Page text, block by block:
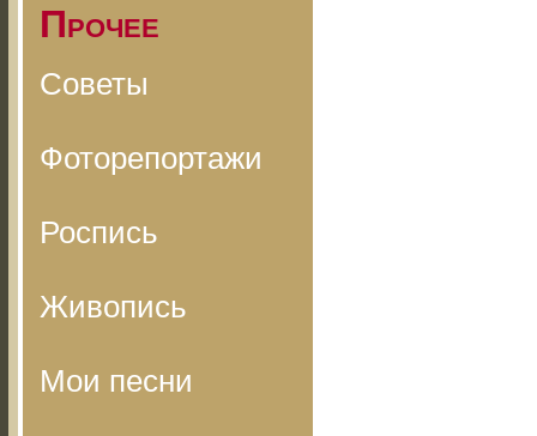
Прочее
Советы
Фоторепортажи
Роспись
Живопись
Мои песни